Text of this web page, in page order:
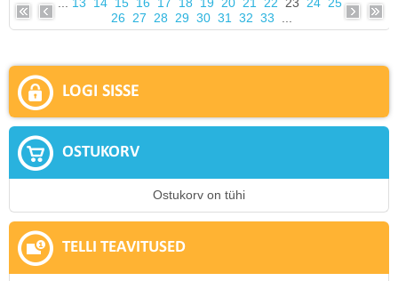
26
27 28 29 30 31 32 33
LOGI SISSE
OSTUKORV
Ostukorv on tühi
TELLI TEAVITUSED